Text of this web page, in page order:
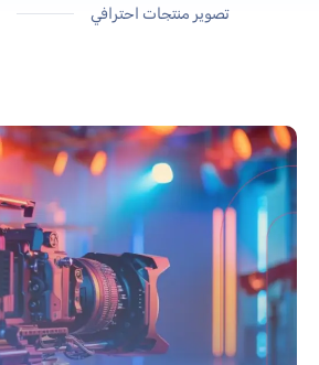
تصوير منتجات احترافي